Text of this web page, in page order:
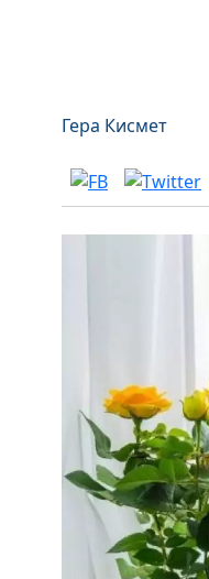
Гера Кисмет